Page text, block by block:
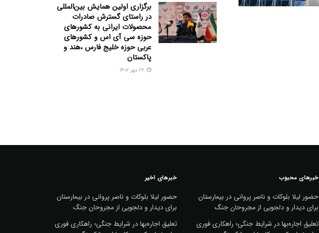
برگزاری اولین همایش بین‌المللی
در راستای گسترش صادرات
محصولات ایرانی به کشورهای
حوزه سی آی اس و کشورهای
عربی حوزه خلیج فارس ،هند و
پاکستان
خبرهای محبوب
حضور لیلا بلوکات و ناصر پروانی در بیمارستان
برای دیدار و دلجویی از مجروحان جنگ
تعلیق اجاره‌بها در شرایط جنگی؛ راهکاری فوری
خبرهای اخیر
حضور لیلا بلوکات و ناصر پروانی در بیمارستان
برای دیدار و دلجویی از مجروحان جنگ
تعلیق اجاره‌بها در شرایط جنگی؛ راهکاری فوری